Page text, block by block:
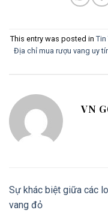
This entry was posted in Tin
Địa chỉ mua rượu vang uy
VN
Sự khác biệt giữa các
vang đỏ